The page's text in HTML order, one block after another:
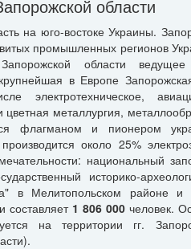
области
на юго-востоке Украины.
промышленных регионов
области
в Европе
электротехническое,
металлургия,
флагманом и пионером
около 25%
национальный
историко-
в Мелитопольском районе и
составляет 1 806 000 человек.
на территории гг.